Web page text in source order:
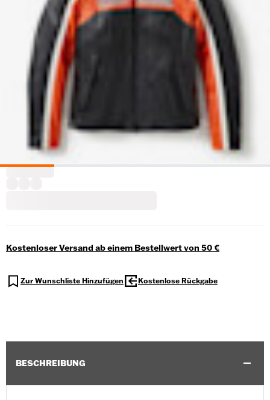
Kostenloser Versand ab einem Bestellwert von 50 €
Zur Wunschliste Hinzufügen Kostenlose Rückgabe
BESCHREIBUNG